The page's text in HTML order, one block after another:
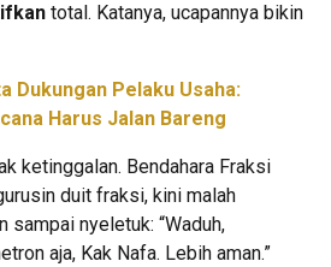
total. Katanya, ucapannya bikin
Dukungan Pelaku Usaha:
Harus Jalan Bareng
ketinggalan. Bendahara Fraksi
duit fraksi, kini malah
sampai nyeletuk: “Waduh,
aja, Kak Nafa. Lebih aman.”